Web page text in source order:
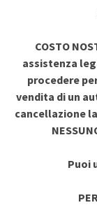
COSTO
assistenza
procedere
vendita di un
cancellazione
Puoi